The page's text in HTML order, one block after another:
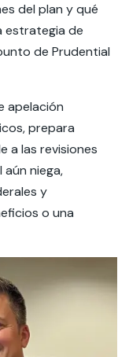
del plan y qué
estrategia de
de Prudential
apelación
prepara
a las revisiones
aún niega,
y
o una